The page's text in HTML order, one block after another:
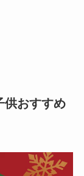
供おすすめ